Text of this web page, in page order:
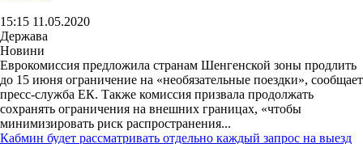
15:15 11.05.2020
Держава
Новини
Еврокомиссия предложила странам Шенгенской зоны продлить
до 15 июня ограничение на «необязательные поездки», сообщает
пресс-служба ЕК. Также комиссия призвала продолжать
сохранять ограничения на внешних границах, «чтобы
минимизировать риск распространения...
Кабмин будет рассматривать отдельно каждый запрос на выезд